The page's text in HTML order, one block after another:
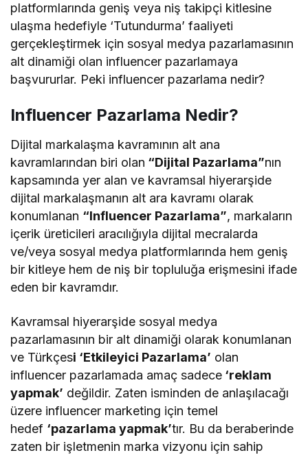
platformlarında geniş veya niş takipçi kitlesine
ulaşma hedefiyle ‘Tutundurma’ faaliyeti
gerçekleştirmek için sosyal medya pazarlamasının
alt dinamiği olan influencer pazarlamaya
başvururlar. Peki influencer pazarlama nedir?
Influencer Pazarlama Nedir?
Dijital markalaşma kavramının alt ana
kavramlarından biri olan “Dijital Pazarlama”nın
kapsamında yer alan ve kavramsal hiyerarşide
dijital markalaşmanın alt ara kavramı olarak
konumlanan “Influencer Pazarlama”, markaların
içerik üreticileri aracılığıyla dijital mecralarda
ve/veya sosyal medya platformlarında hem geniş
bir kitleye hem de niş bir topluluğa erişmesini ifade
eden bir kavramdır.
Kavramsal hiyerarşide sosyal medya
pazarlamasının bir alt dinamiği olarak konumlanan
ve Türkçesi ‘Etkileyici Pazarlama’ olan
influencer pazarlamada amaç sadece ‘reklam
yapmak’ değildir. Zaten isminden de anlaşılacağı
üzere influencer marketing için temel
hedef ‘pazarlama yapmak’tır. Bu da beraberinde
zaten bir işletmenin marka vizyonu için sahip